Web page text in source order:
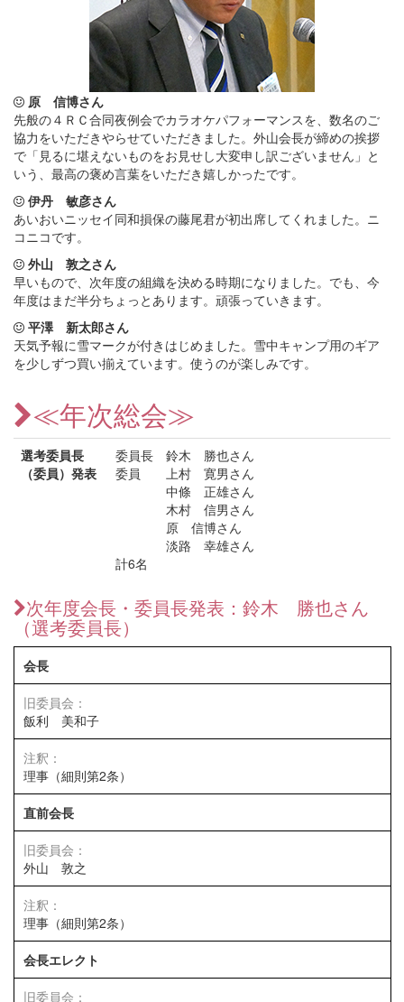
原 信博さん
先般の４ＲＣ合同夜例会でカラオケパフォーマンスを、数名のご
協力をいただきやらせていただきました。外山会長が締めの挨拶
で「見るに堪えないものをお見せし大変申し訳ございません」と
いう、最高の褒め言葉をいただき嬉しかったです。
伊丹 敏彦さん
あいおいニッセイ同和損保の藤尾君が初出席してくれました。ニ
コニコです。
外山 敦之さん
早いもので、次年度の組織を決める時期になりました。でも、今
年度はまだ半分ちょっとあります。頑張っていきます。
平澤 新太郎さん
天気予報に雪マークが付きはじめました。雪中キャンプ用のギア
を少しずつ買い揃えています。使うのが楽しみです。
≪年次総会≫
選考委員長
（委員）発表
委員長 鈴木 勝也さん
委員 上村 寛男さん
中條 正雄さん
木村 信男さん
原 信博さん
淡路 幸雄さん
計6名
次年度会長・委員長発表：鈴木 勝也さん
（選考委員長）
会長
飯利 美和子
理事（細則第2条）
直前会長
外山 敦之
理事（細則第2条）
会長エレクト